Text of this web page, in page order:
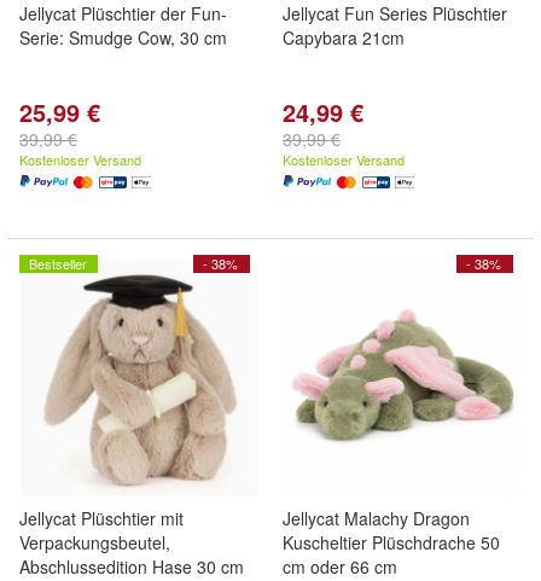
Jellycat Plüschtier der Fun-
Serie: Smudge Cow, 30 cm
25,99 €
39,99 €
Kostenloser Versand
Jellycat Fun Series Plüschtier
Capybara 21cm
24,99 €
39,99 €
Kostenloser Versand
- 38%
Bestseller
Jellycat Plüschtier mit
Verpackungsbeutel,
Abschlussedition Hase 30 cm
- 38%
Jellycat Malachy Dragon
Kuscheltier Plüschdrache 50
cm oder 66 cm